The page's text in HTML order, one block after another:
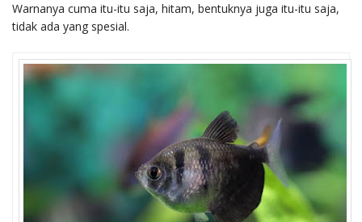
Warnanya cuma itu-itu saja, hitam, bentuknya juga itu-itu saja,
tidak ada yang spesial.